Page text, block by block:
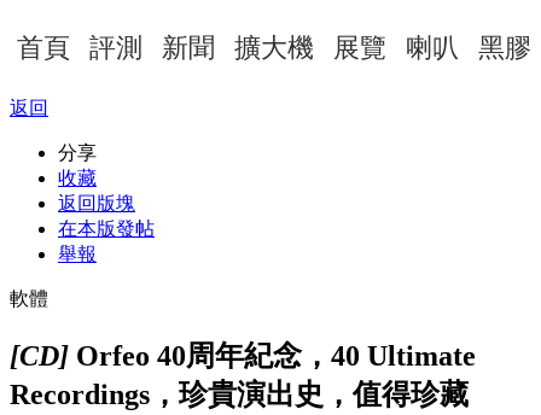
首頁 評測 新聞 擴大機 展覽 喇叭 黑膠
返回
分享
收藏
返回版塊
在本版發帖
舉報
軟體
[CD] Orfeo 40周年紀念，40 Ultimate
Recordings，珍貴演出史，值得珍藏